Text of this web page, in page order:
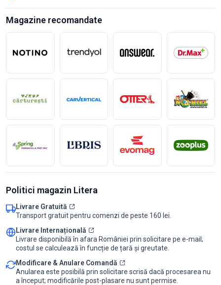
Magazine recomandate
Politici magazin Litera
Livrare Gratuită
Transport gratuit pentru comenzi de peste 160 lei.
Livrare Internațională
Livrare disponibilă în afara României prin solicitare pe e-mail;
costul se calculează în funcție de țară și greutate.
Modificare & Anulare Comandă
Anularea este posibilă prin solicitare scrisă dacă procesarea nu
a început; modificările post-plasare nu sunt permise.